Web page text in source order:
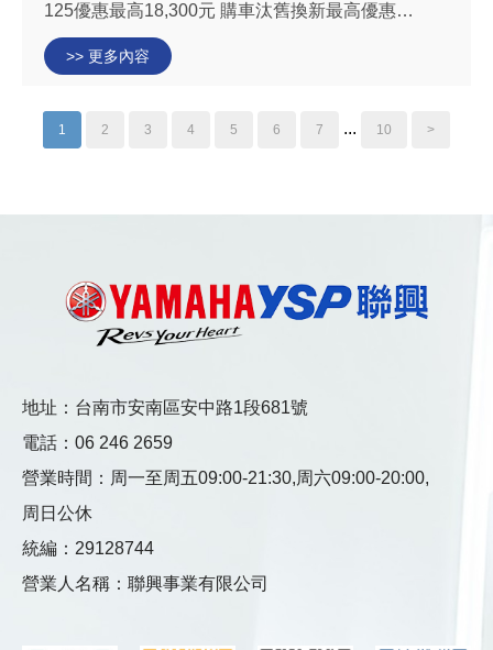
125優惠最高18,300元 購車汰舊換新最高優惠
18,300元 (YAMAHA購車金7,000元+YAMAHA汰舊
加碼5,000元+汰舊政府貨物稅減免4,000元+貨物稅
情:...
>> 更多內容
1 2 3 4 5 6 7 ... 10 >
地址：台南市安南區安中路1段681號
電話： 06 246 2659
營業時間： 周一至周五09:00-21:30,周六09:00-20:00,
周日公休
統編：29128744
營業人名稱：聯興事業有限公司